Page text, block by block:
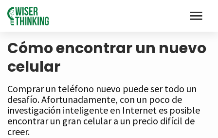
Cómo encontrar un nuevo
celular
Comprar un teléfono nuevo puede ser todo un
desafío. Afortunadamente, con un poco de
investigación inteligente en Internet es posible
encontrar un gran celular a un precio difícil de
creer.